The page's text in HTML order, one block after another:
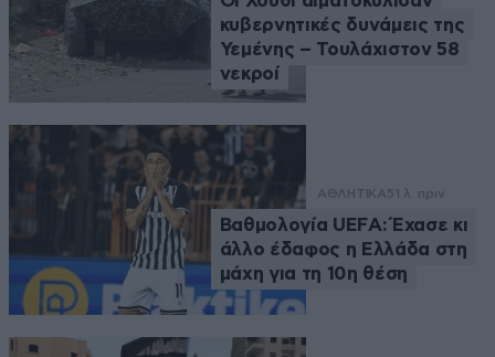
κυβερνητικές δυνάμεις της
Υεμένης – Τουλάχιστον 58
νεκροί
ΑΘΛΗΤΙΚΑ51 λ. πριν
Βαθμολογία UEFA: Έχασε κι
άλλο έδαφος η Ελλάδα στη
μάχη για τη 10η θέση